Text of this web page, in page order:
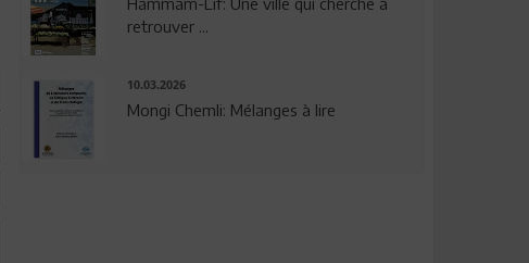
retrouver ...
10.03.2026
Mongi Chemli: Mélanges à lire